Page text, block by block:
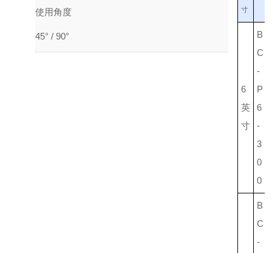
使用角度
45° / 90°
寸
6
英
寸
B
C
-
P
6
-
3
0
0
B
C
-